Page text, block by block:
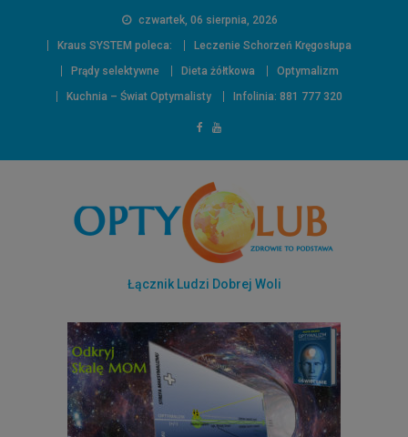
czwartek, 06 sierpnia, 2026
Kraus SYSTEM poleca:
Leczenie Schorzeń Kręgosłupa
Prądy selektywne
Dieta żółtkowa
Optymalizm
Kuchnia – Świat Optymalisty
Infolinia: 881 777 320
Łącznik Ludzi Dobrej Woli